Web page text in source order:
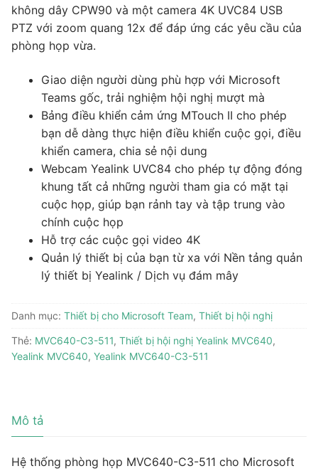
không dây CPW90 và một camera 4K UVC84 USB
PTZ với zoom quang 12x để đáp ứng các yêu cầu của
phòng họp vừa.
Giao diện người dùng phù hợp với Microsoft
Teams gốc, trải nghiệm hội nghị mượt mà
Bảng điều khiển cảm ứng MTouch II cho phép
bạn dễ dàng thực hiện điều khiển cuộc gọi, điều
khiển camera, chia sẻ nội dung
Webcam Yealink UVC84 cho phép tự động đóng
khung tất cả những người tham gia có mặt tại
cuộc họp, giúp bạn rảnh tay và tập trung vào
chính cuộc họp
Hỗ trợ các cuộc gọi video 4K
Quản lý thiết bị của bạn từ xa với Nền tảng quản
lý thiết bị Yealink / Dịch vụ đám mây
Danh mục: Thiết bị cho Microsoft Team, Thiết bị hội nghị
Thẻ: MVC640-C3-511, Thiết bị hội nghị Yealink MVC640,
Yealink MVC640, Yealink MVC640-C3-511
Mô tả
Hệ thống phòng họp MVC640-C3-511 cho Microsoft